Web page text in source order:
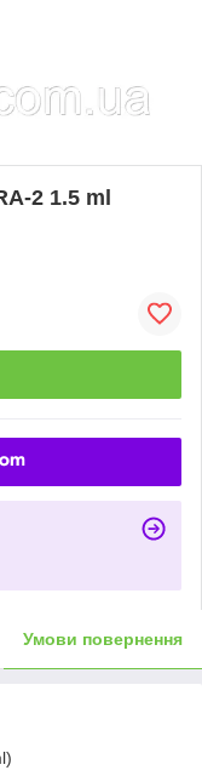
2 1.5 ml
Умови повернення